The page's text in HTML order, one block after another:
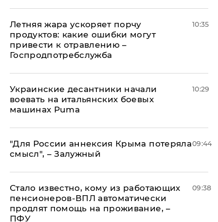
Летняя жара ускоряет порчу
продуктов: какие ошибки могут
привести к отравлению –
Госпродпотребслужба
10:35
Украинские десантники начали
воевать на итальянских боевых
машинах Puma
10:29
"Для России аннексия Крыма потеряла
смысл", – Залужный
09:44
Стало известно, кому из работающих
пенсионеров-ВПЛ автоматически
продлят помощь на проживание, –
ПФУ
09:38